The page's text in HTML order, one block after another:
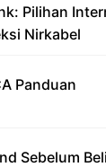
Pilihan
Nirkabel
Panduan
Sebelum